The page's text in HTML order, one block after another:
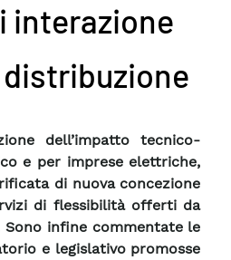
interazione
dell’impatto tecnico-
e per imprese elettriche,
di nuova concezione
di flessibilità offerti da
infine commentate le
e legislativo promosse